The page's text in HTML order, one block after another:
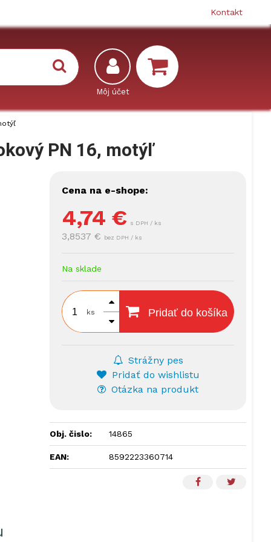
Kontakt
PN 16, motýľ
Cena na e-shope:
4,74 € s DPH / ks
3,8537 € bez DPH / ks
Na sklade
ks Pridať do košíka
Strážny pes
Pridať do wishlistu
Otázka na produkt
Obj. čislo: 14865
EAN: 8592223360714